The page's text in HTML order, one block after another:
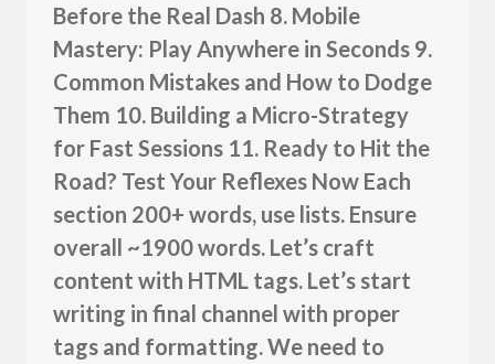
Before the Real Dash 8. Mobile
Mastery: Play Anywhere in Seconds 9.
Common Mistakes and How to Dodge
Them 10. Building a Micro-Strategy
for Fast Sessions 11. Ready to Hit the
Road? Test Your Reflexes Now Each
section 200+ words, use lists. Ensure
overall ~1900 words. Let’s craft
content with HTML tags. Let’s start
writing in final channel with proper
tags and formatting. We need to